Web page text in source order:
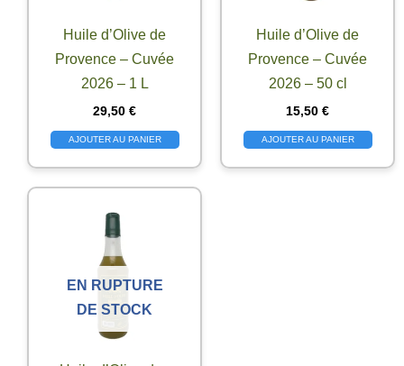
Huile d’Olive de
Provence – Cuvée
2026 – 1 L
29,50 €
AJOUTER AU PANIER
Huile d’Olive de
Provence – Cuvée
2026 – 50 cl
15,50 €
AJOUTER AU PANIER
EN RUPTURE
DE STOCK